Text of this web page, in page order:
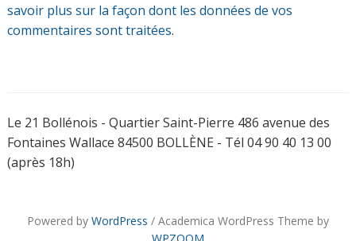
savoir plus sur la façon dont les données de vos
commentaires sont traitées.
Le 21 Bollénois - Quartier Saint-Pierre 486 avenue des
Fontaines Wallace 84500 BOLLÈNE - Tél 04 90 40 13 00
(après 18h)
Powered by WordPress / Academica WordPress Theme by